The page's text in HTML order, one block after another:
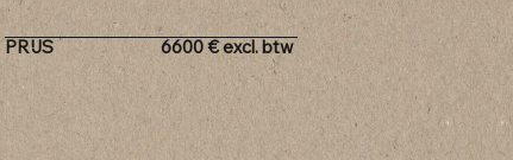
PRIJS 6600€excl. btw